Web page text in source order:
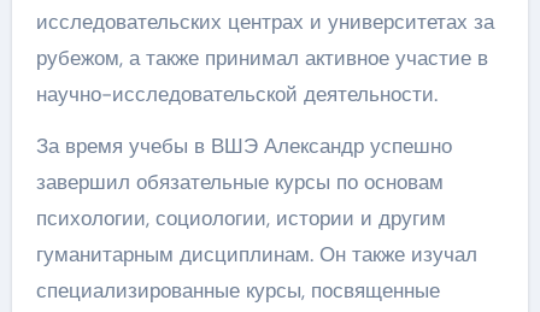
исследовательских центрах и университетах за
рубежом, а также принимал активное участие в
научно-исследовательской деятельности.
За время учебы в ВШЭ Александр успешно
завершил обязательные курсы по основам
психологии, социологии, истории и другим
гуманитарным дисциплинам. Он также изучал
специализированные курсы, посвященные